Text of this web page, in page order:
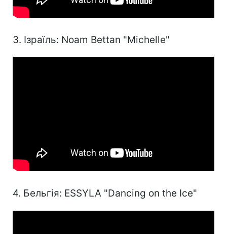
3. Ізраїль: Noam Bettan "Michelle"
4. Бельгія: ESSYLA "Dancing on the Ice"